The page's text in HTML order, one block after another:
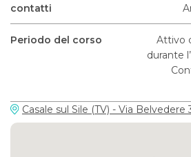
contatti
Periodo del corso
Attivo
durante
Casale sul Sile (TV) - Via Belvedere